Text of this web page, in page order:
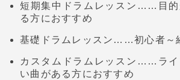
短期集中ドラムレッスン……目的
る方におすすめ
基礎ドラムレッスン……初心者～
カスタムドラムレッスン……ライ
い曲がある方におすすめ